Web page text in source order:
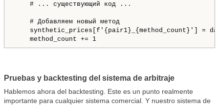
# ... существующий код ...
# Добавляем новый метод
synthetic_prices[f'{pair1}_{method_count}'] =
method_count += 1
Pruebas y backtesting del sistema de arbitraje
Hablemos ahora del backtesting. Este es un punto realmente
importante para cualquier sistema comercial. Y nuestro sistema de